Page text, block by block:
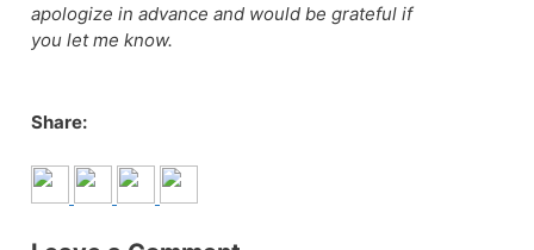
apologize in advance and would be grateful if
you let me know.
Share: